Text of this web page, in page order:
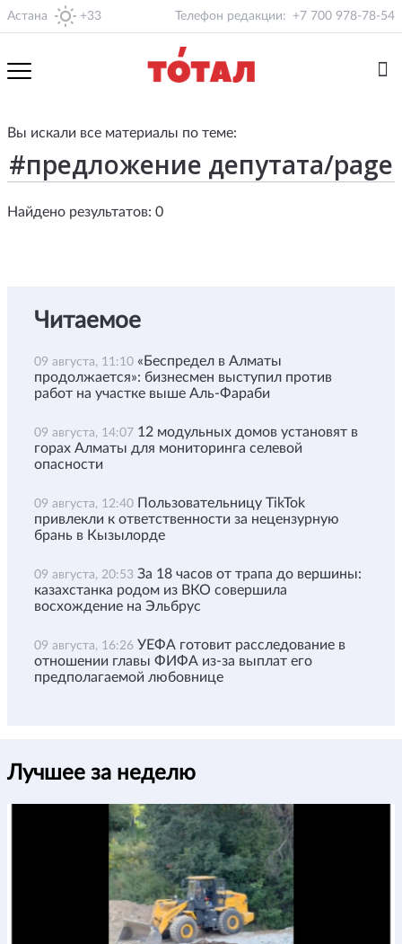
Астана +33 Телефон редакции: +7 700 978-78-54
Вы искали все материалы по теме:
Найдено результатов: 0
Читаемое
09 августа, 11:10 «Беспредел в Алматы
продолжается»: бизнесмен выступил против
работ на участке выше Аль-Фараби
09 августа, 14:07 12 модульных домов установят в
горах Алматы для мониторинга селевой
опасности
09 августа, 12:40 Пользовательницу TikTok
привлекли к ответственности за нецензурную
брань в Кызылорде
09 августа, 20:53 За 18 часов от трапа до вершины:
казахстанка родом из ВКО совершила
восхождение на Эльбрус
09 августа, 16:26 УЕФА готовит расследование в
отношении главы ФИФА из-за выплат его
предполагаемой любовнице
Лучшее за неделю